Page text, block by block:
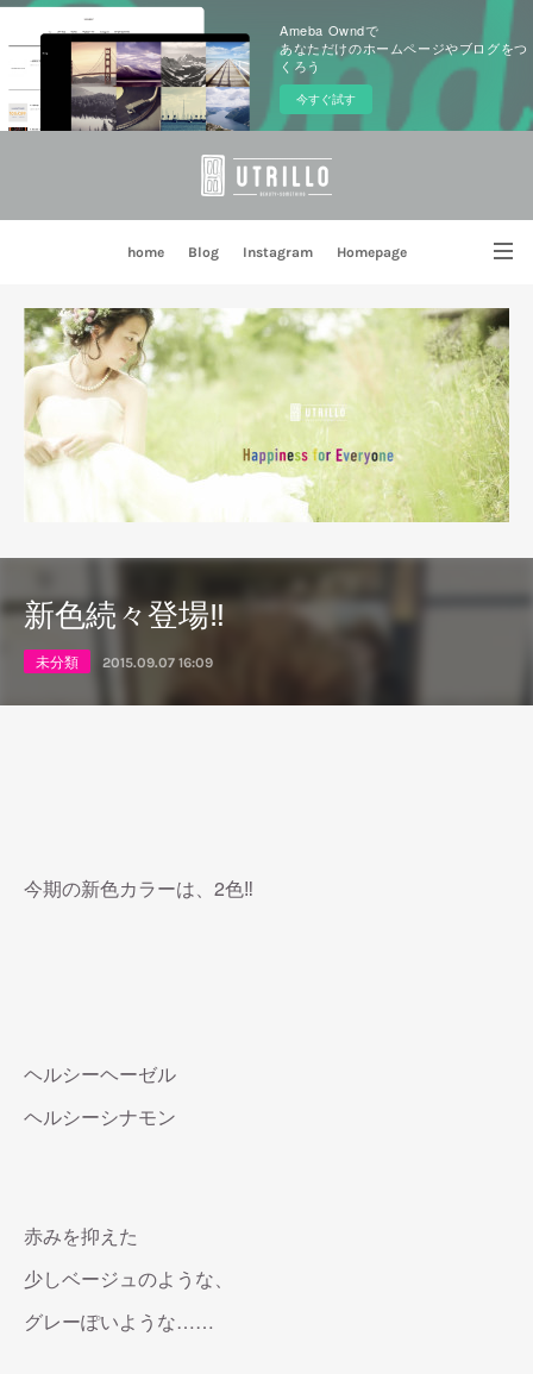
Ameba Owndで
あなただけのホームページやブログをつ
くろう
今すぐ試す
home Blog Instagram Homepage
姉妹店 PORTE BLEUE
新色続々登場‼︎
未分類 2015.09.07 16:09
今期の新色カラーは、2色‼︎
ヘルシーヘーゼル
ヘルシーシナモン
赤みを抑えた
少しベージュのような、
グレーぽいような……